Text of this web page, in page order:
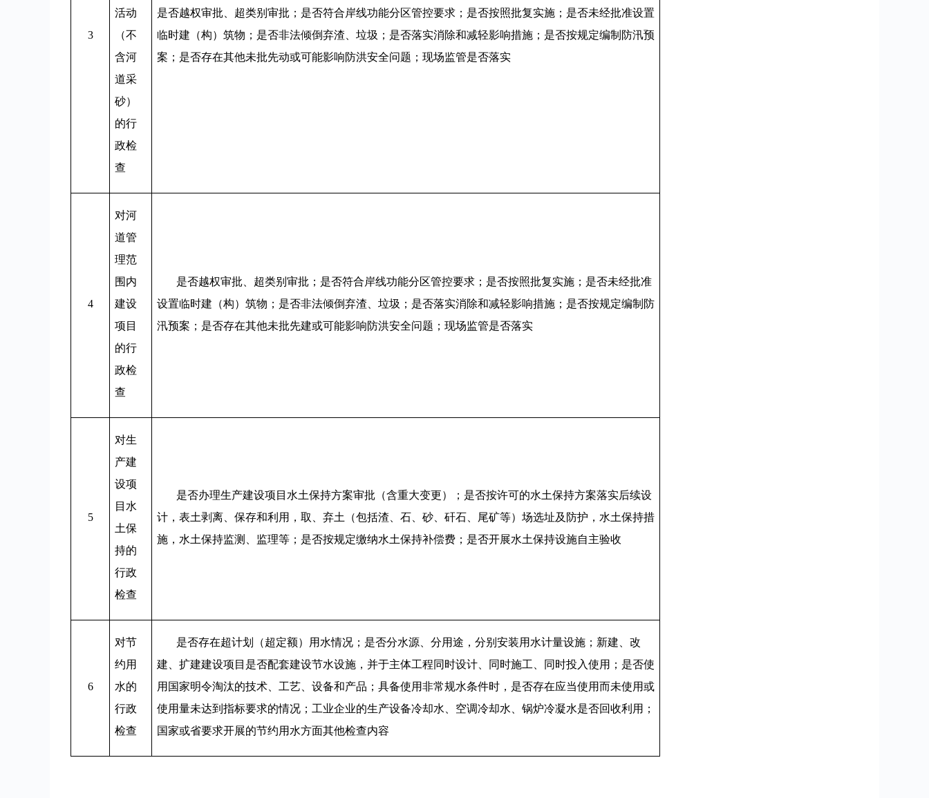
3
活动
（不
含河
道采
砂）
的行
政检
查
是否越权审批、超类别审批；是否符合岸线功能分区管控要求；是否按照批复实施；是否未经批准设置
临时建（构）筑物；是否非法倾倒弃渣、垃圾；是否落实消除和减轻影响措施；是否按规定编制防汛预
案；是否存在其他未批先动或可能影响防洪安全问题；现场监管是否落实
4
对河
道管
理范
围内
建设
项目
的行
政检
查
是否越权审批、超类别审批；是否符合岸线功能分区管控要求；是否按照批复实施；是否未经批准
设置临时建（构）筑物；是否非法倾倒弃渣、垃圾；是否落实消除和减轻影响措施；是否按规定编制防
汛预案；是否存在其他未批先建或可能影响防洪安全问题；现场监管是否落实
5
对生
产建
设项
目水
土保
持的
行政
检查
是否办理生产建设项目水土保持方案审批（含重大变更）；是否按许可的水土保持方案落实后续设
计，表土剥离、保存和利用，取、弃土（包括渣、石、砂、矸石、尾矿等）场选址及防护，水土保持措
施，水土保持监测、监理等；是否按规定缴纳水土保持补偿费；是否开展水土保持设施自主验收
6
对节
约用
水的
行政
检查
是否存在超计划（超定额）用水情况；是否分水源、分用途，分别安装用水计量设施；新建、改
建、扩建建设项目是否配套建设节水设施，并于主体工程同时设计、同时施工、同时投入使用；是否使
用国家明令淘汰的技术、工艺、设备和产品；具备使用非常规水条件时，是否存在应当使用而未使用或
使用量未达到指标要求的情况；工业企业的生产设备冷却水、空调冷却水、锅炉冷凝水是否回收利用；
国家或省要求开展的节约用水方面其他检查内容